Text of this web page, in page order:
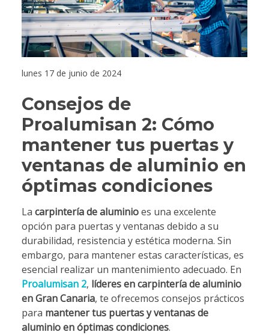
lunes 17 de junio de 2024
Consejos de
Proalumisan 2: Cómo
mantener tus puertas y
ventanas de aluminio en
óptimas condiciones
La carpintería de aluminioes una excelente
opción para puertas y ventanas debido a su
durabilidad, resistencia y estética moderna. Sin
embargo, para mantener estas características, es
esencial realizar un mantenimiento adecuado. En
Proalumisan 2, líderes en carpintería de aluminio
en Gran Canaria, te ofrecemos consejos prácticos
para mantener tus puertas y ventanas de
aluminio en óptimas condiciones.